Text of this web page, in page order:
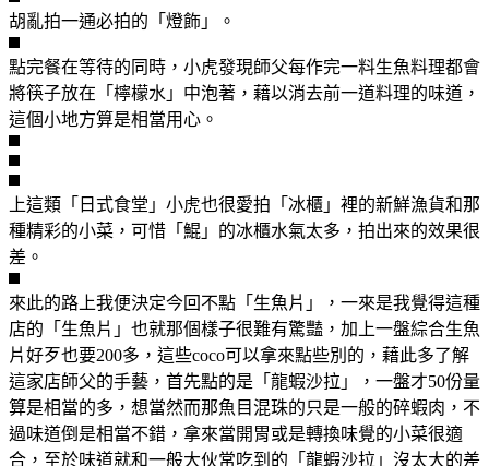
胡亂拍一通必拍的「燈飾」。
點完餐在等待的同時，小虎發現師父每作完一料生魚料理都會
將筷子放在「檸檬水」中泡著，藉以消去前一道料理的味道，
這個小地方算是相當用心。
上這類「日式食堂」小虎也很愛拍「冰櫃」裡的新鮮漁貨和那
種精彩的小菜，可惜「鯤」的冰櫃水氣太多，拍出來的效果很
差。
來此的路上我便決定今回不點「生魚片」，一來是我覺得這種
店的「生魚片」也就那個樣子很難有驚豔，加上一盤綜合生魚
片好歹也要200多，這些coco可以拿來點些別的，藉此多了解
這家店師父的手藝，首先點的是「龍蝦沙拉」，一盤才50份量
算是相當的多，想當然而那魚目混珠的只是一般的碎蝦肉，不
過味道倒是相當不錯，拿來當開胃或是轉換味覺的小菜很適
合，至於味道就和一般大伙常吃到的「龍蝦沙拉」沒太大的差